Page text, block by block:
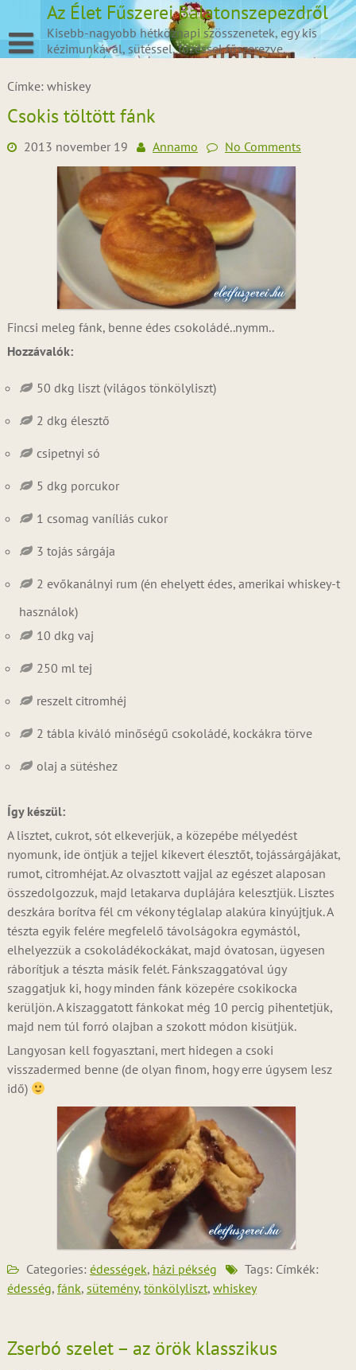
content
Az Élet Fűszerei Balatonszepezdről
Kisebb-nagyobb hétköznapi szösszenetek, egy kis
kézimunkával, sütéssel, főzéssel fűszerezve.
Címke: whiskey
Csokis töltött fánk
2013 november 19 Annamo No Comments
Fincsi meleg fánk, benne édes csokoládé..nymm..
Hozzávalók:
50 dkg liszt (világos tönkölyliszt)
2 dkg élesztő
csipetnyi só
5 dkg porcukor
1 csomag vaníliás cukor
3 tojás sárgája
2 evőkanálnyi rum (én ehelyett édes, amerikai whiskey-t
használok)
10 dkg vaj
250 ml tej
reszelt citromhéj
2 tábla kiváló minőségű csokoládé, kockákra törve
olaj a sütéshez
Így készül:
A lisztet, cukrot, sót elkeverjük, a közepébe mélyedést
nyomunk, ide öntjük a tejjel kikevert élesztőt, tojássárgájákat,
rumot, citromhéjat. Az olvasztott vajjal az egészet alaposan
összedolgozzuk, majd letakarva duplájára kelesztjük. Lisztes
deszkára borítva fél cm vékony téglalap alakúra kinyújtjuk. A
tészta egyik felére megfelelő távolságokra egymástól,
elhelyezzük a csokoládékockákat, majd óvatosan, ügyesen
ráborítjuk a tészta másik felét. Fánkszaggatóval úgy
szaggatjuk ki, hogy minden fánk közepére csokikocka
kerüljön. A kiszaggatott fánkokat még 10 percig pihentetjük,
majd nem túl forró olajban a szokott módon kisütjük.
Langyosan kell fogyasztani, mert hidegen a csoki
visszadermed benne (de olyan finom, hogy erre úgysem lesz
idő)
Categories: édességek, házi pékség
Tags: Címkék:
édesség, fánk, sütemény, tönkölyliszt, whiskey
Zserbó szelet – az örök klasszikus